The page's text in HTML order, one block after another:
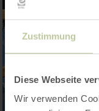
Zustimmung
Diese Webseite
Wir verwenden